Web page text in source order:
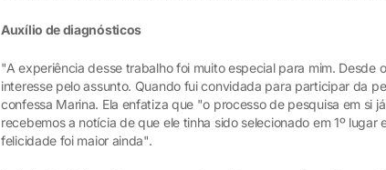
Auxílio de diagnósticos
"A experiência desse trabalho foi muito especial para mim. Desde
interesse pelo assunto. Quando fui convidada para participar da
confessa Marina. Ela enfatiza que "o processo de pesquisa em si
recebemos a notícia de que ele tinha sido selecionado em 1º lugar
felicidade foi maior ainda".